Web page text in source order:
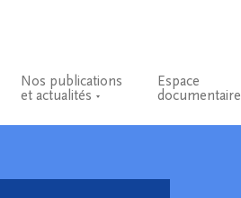
Nos publications
et actualités
Espace
documentaire